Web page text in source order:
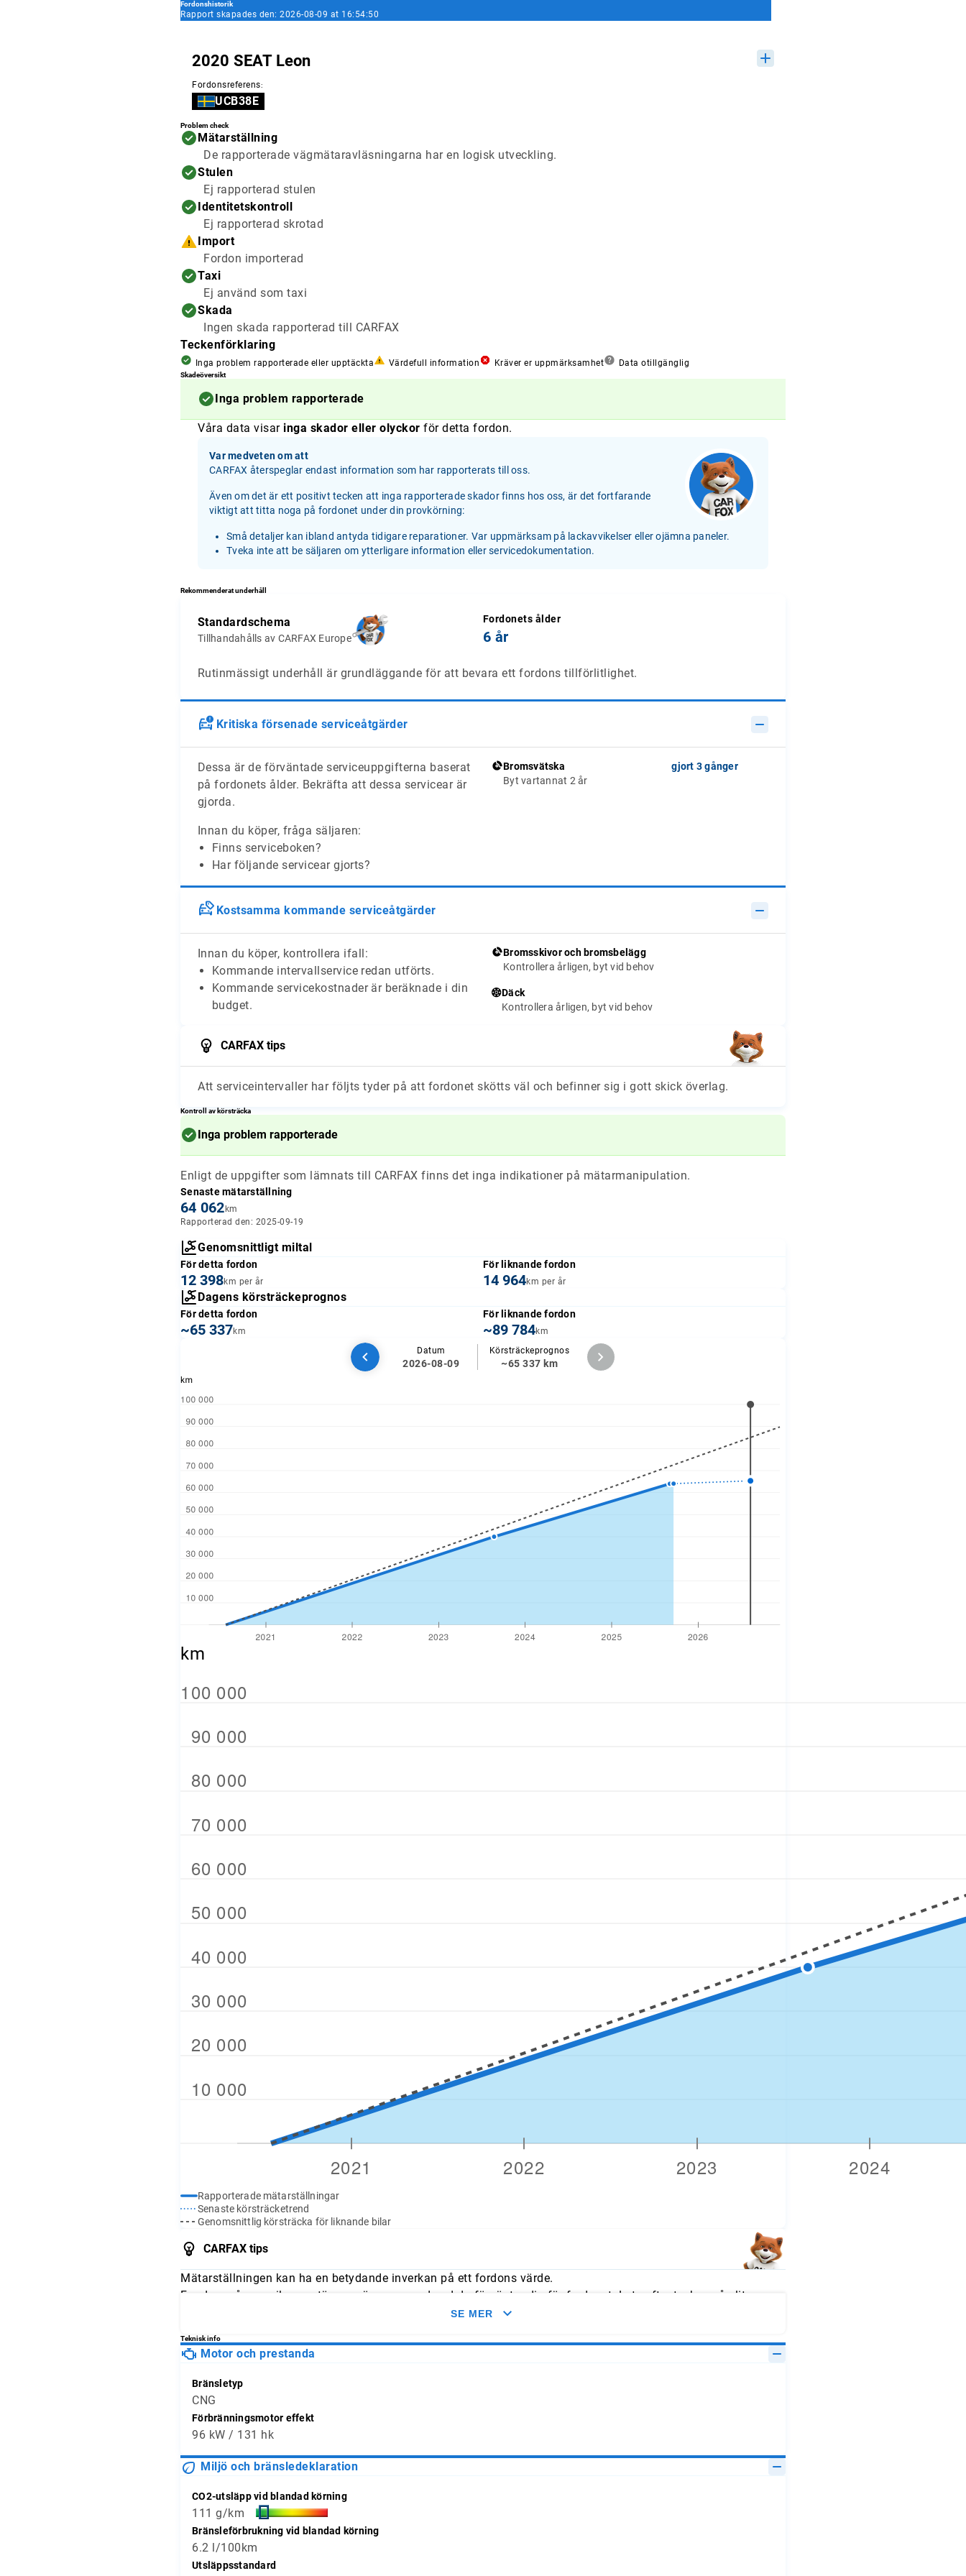
Fordonshistorik
Rapport skapades den: 2026-08-09 at 16:54:50
2020 SEAT Leon
Fordonsreferens:
UCB38E
Problem check
Mätarställning
De rapporterade vägmätaravläsningarna har en logisk utveckling.
Stulen
Ej rapporterad stulen
Identitetskontroll
Ej rapporterad skrotad
Import
Fordon importerad
Taxi
Ej använd som taxi
Skada
Ingen skada rapporterad till CARFAX
Teckenförklaring
Inga problem rapporterade eller upptäckta Värdefull information Kräver er uppmärksamhet Data otillgänglig
Skadeöversikt
Inga problem rapporterade
Våra data visar inga skador eller olyckor för detta fordon.
Var medveten om att
CARFAX återspeglar endast information som har rapporterats till oss.
Även om det är ett positivt tecken att inga rapporterade skador finns hos oss, är det fortfarande
viktigt att titta noga på fordonet under din provkörning:
Små detaljer kan ibland antyda tidigare reparationer. Var uppmärksam på lackavvikelser eller ojämna paneler.
Tveka inte att be säljaren om ytterligare information eller servicedokumentation.
Rekommenderat underhåll
Standardschema
Tillhandahålls av CARFAX Europe
Fordonets ålder
6 år
Rutinmässigt underhåll är grundläggande för att bevara ett fordons tillförlitlighet.
Kritiska försenade serviceåtgärder
Dessa är de förväntade serviceuppgifterna baserat
på fordonets ålder. Bekräfta att dessa servicear är
gjorda.
Innan du köper, fråga säljaren:
Finns serviceboken?
Har följande servicear gjorts?
Bromsvätska
Byt vartannat 2 år
gjort 3 gånger
Kostsamma kommande serviceåtgärder
Innan du köper, kontrollera ifall:
Kommande intervallservice redan utförts.
Kommande servicekostnader är beräknade i din
budget.
Bromsskivor och bromsbelägg
Kontrollera årligen, byt vid behov
Däck
Kontrollera årligen, byt vid behov
CARFAX tips
Att serviceintervaller har följts tyder på att fordonet skötts väl och befinner sig i gott skick överlag.
Kontroll av körsträcka
Inga problem rapporterade
Enligt de uppgifter som lämnats till CARFAX finns det inga indikationer på mätarmanipulation.
Senaste mätarställning
64 062 km
Rapporterad den: 2025-09-19
Genomsnittligt miltal
För detta fordon
12 398km per år
För liknande fordon
14 964km per år
Dagens körsträckeprognos
För detta fordon
~65 337km
För liknande fordon
~89 784km
Datum
2026-08-09
Körsträckeprognos
~65 337 km
Rapporterade mätarställningar
Senaste körsträcketrend
Genomsnittlig körsträcka för liknande bilar
CARFAX tips
Mätarställningen kan ha en betydande inverkan på ett fordons värde.
Fundera på om mileage stämmer överens med vad du förväntar dig för fordonet. Leta efter tecken på slitage
och jämför avläsningarna med typliga årliga genomsnitt.
SE MER
Teknisk info
Motor och prestanda
Bränsletyp
CNG
Förbränningsmotor effekt
96 kW / 131 hk
Miljö och bränsledeklaration
CO2-utsläpp vid blandad körning
111 g/km
Bränsleförbrukning vid blandad körning
6.2 l/100km
Utsläppsstandard